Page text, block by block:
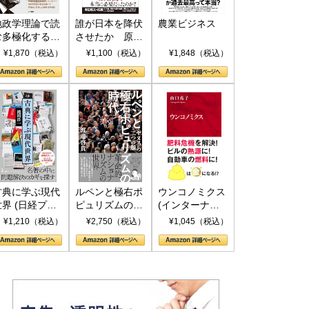
政学理論で読
多極化する世
トランプと
¥1,870（税込）
誰が日本を降伏
させたか 原爆
投下、ソ連参
(PHP新書)
¥1,100（税込）
農業ビジネス
¥1,848（税込）
典に学ぶ現代
界 (日経プレ
アシリーズ)
¥1,210（税込）
ルペンと極右ポ
ピュリズムの時
代：〈ヤヌス〉
¥2,750（税込）
ウンコノミクス
(インターナシ
ョナル新書)
¥1,045（税込）